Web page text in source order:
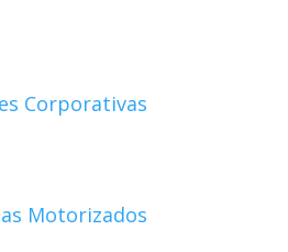
Corporativas
Motorizados